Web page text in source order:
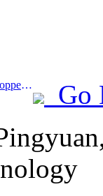
Prev:La Commission nationale du développement et de la réforme a publié le premier lot de 49 destinations sportives de plein air de haute qualité
Go